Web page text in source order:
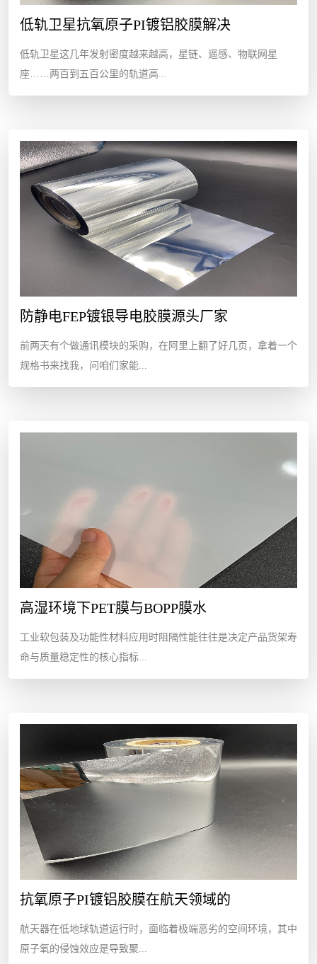
低轨卫星抗氧原子PI镀铝胶膜解决
低轨卫星这几年发射密度越来越高，星链、遥感、物联网星
座……两百到五百公里的轨道高...
防静电FEP镀银导电胶膜源头厂家
前两天有个做通讯模块的采购，在阿里上翻了好几页，拿着一个
规格书来找我，问咱们家能...
高湿环境下PET膜与BOPP膜水
工业软包装及功能性材料应用时阻隔性能往往是决定产品货架寿
命与质量稳定性的核心指标...
抗氧原子PI镀铝胶膜在航天领域的
航天器在低地球轨道运行时，面临着极端恶劣的空间环境，其中
原子氧的侵蚀效应是导致聚...